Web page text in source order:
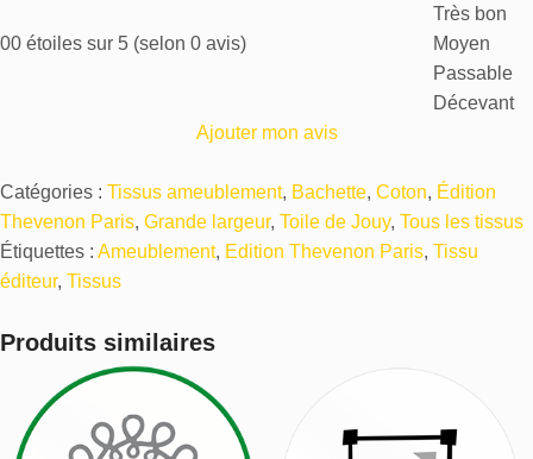
00 étoiles sur 5 (selon 0 avis)
Très bon
Moyen
Passable
Décevant
Ajouter mon avis
Catégories : Tissus ameublement, Bachette, Coton, Édition
Thevenon Paris, Grande largeur, Toile de Jouy, Tous les tissus
Étiquettes : Ameublement, Edition Thevenon Paris, Tissu
éditeur, Tissus
Produits similaires